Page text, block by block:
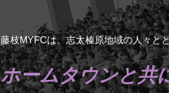
藤枝MYFCは、志太榛原地域の人々と
ホームタウンと共